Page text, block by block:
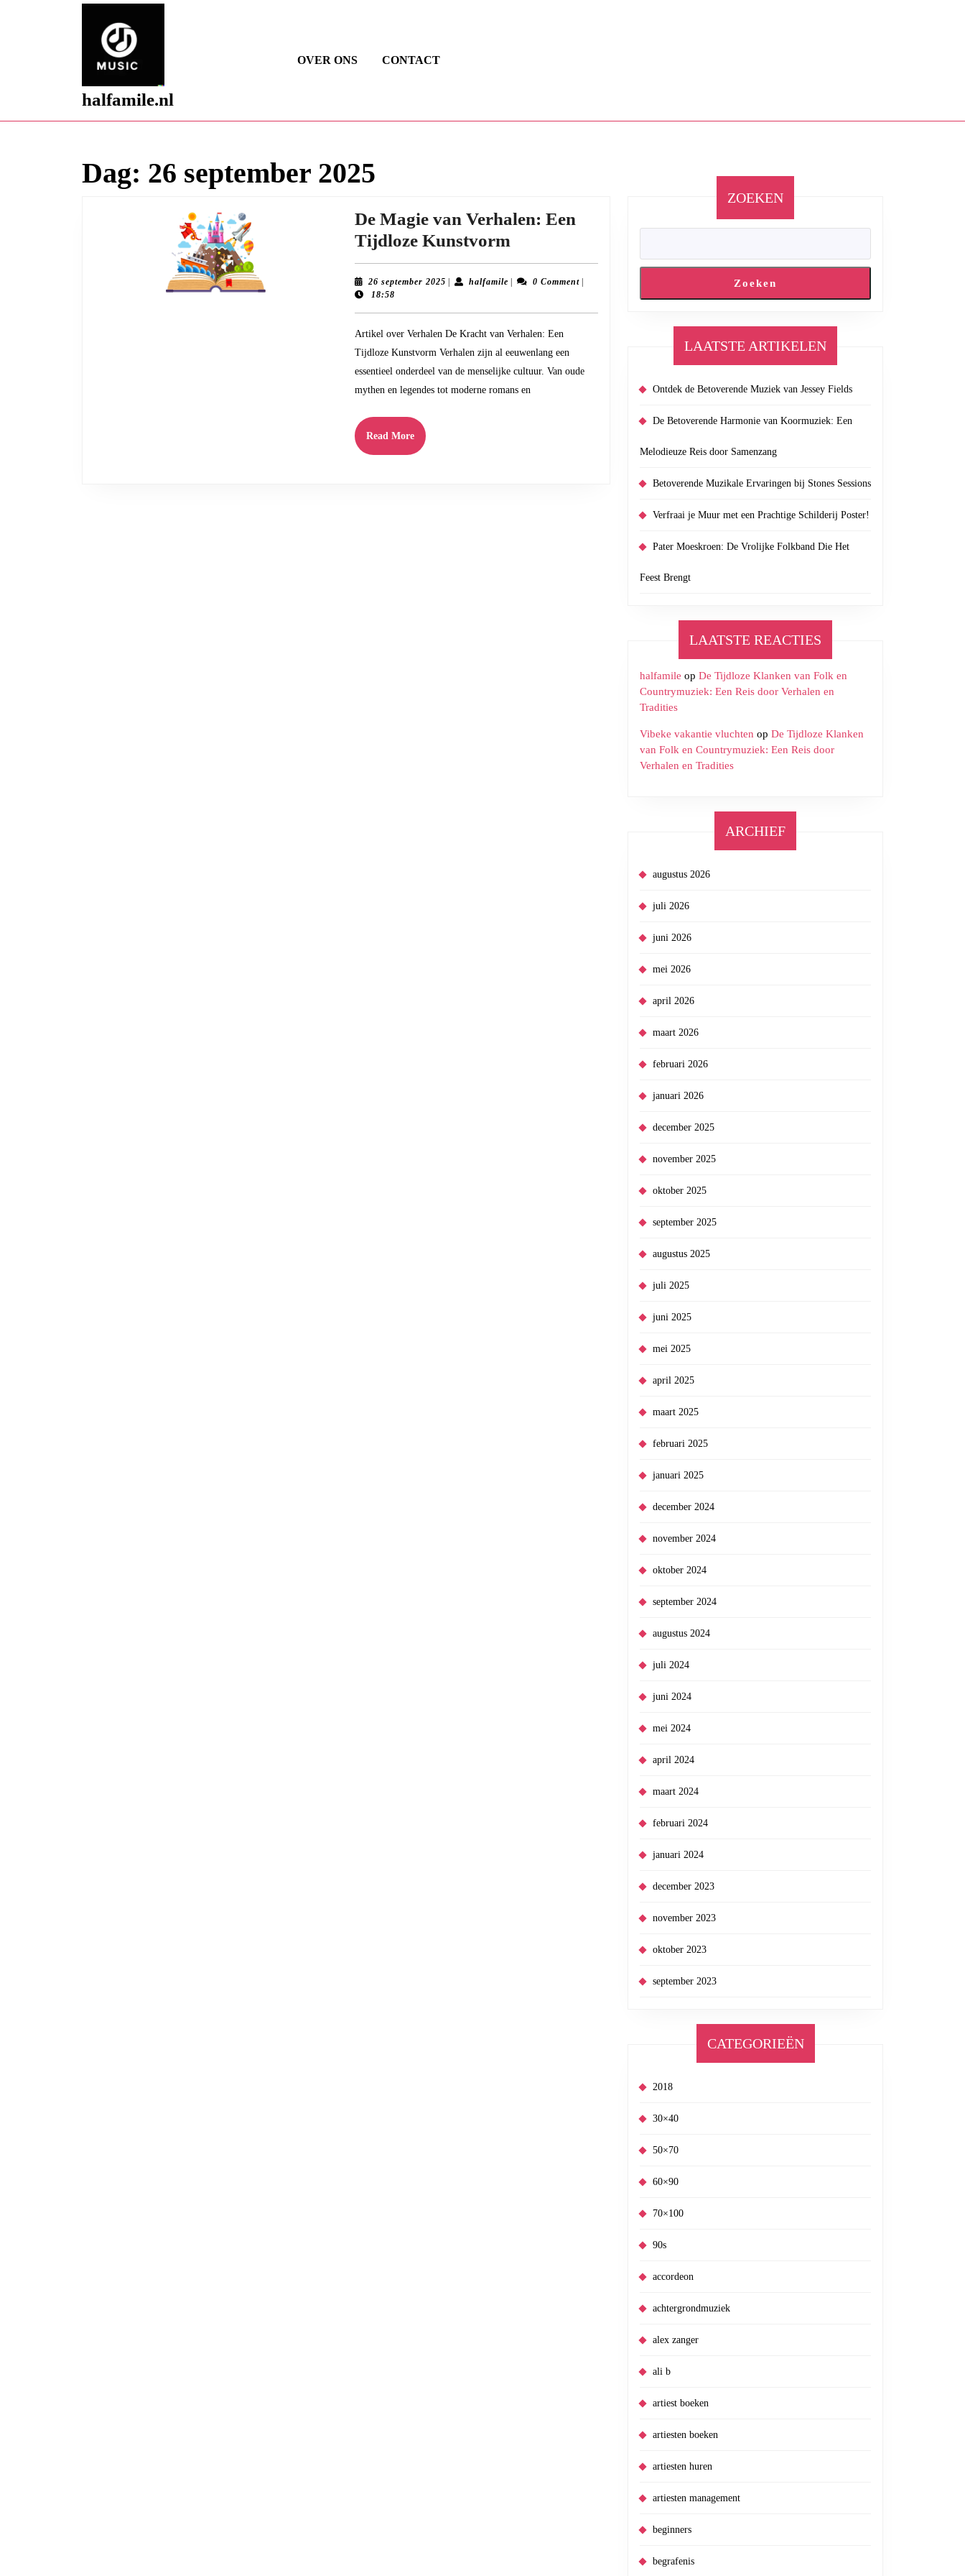
halfamile.nl
OVER ONS CONTACT
Dag: 26 september 2025
De Magie van Verhalen: Een
Tijdloze Kunstvorm
Magie
van
Een
Tijdloze
Kunstvorm
26 september 2025 26
halfamilehalfamile0 Comment
18:58
Artikel over Verhalen De Kracht van Verhalen: Een
Tijdloze Kunstvorm Verhalen zijn al eeuwenlang een
essentieel onderdeel van de menselijke cultuur. Van oude
mythen en legendes tot moderne romans en
Read MoreRead
More
ZOEKEN
Zoeken
LAATSTE ARTIKELEN
Ontdek de Betoverende Muziek van Jessey Fields
De Betoverende Harmonie van Koormuziek: Een
Melodieuze Reis door Samenzang
Betoverende Muzikale Ervaringen bij Stones Sessions
Verfraai je Muur met een Prachtige Schilderij Poster!
Pater Moeskroen: De Vrolijke Folkband Die Het
Feest Brengt
LAATSTE REACTIES
halfamile op De Tijdloze Klanken van Folk en
Countrymuziek: Een Reis door Verhalen en
Tradities
Vibeke vakantie vluchten op De Tijdloze Klanken
van Folk en Countrymuziek: Een Reis door
Verhalen en Tradities
ARCHIEF
augustus 2026
juli 2026
juni 2026
mei 2026
april 2026
maart 2026
februari 2026
januari 2026
december 2025
november 2025
oktober 2025
september 2025
augustus 2025
juli 2025
juni 2025
mei 2025
april 2025
maart 2025
februari 2025
januari 2025
december 2024
november 2024
oktober 2024
september 2024
augustus 2024
juli 2024
juni 2024
mei 2024
april 2024
maart 2024
februari 2024
januari 2024
december 2023
november 2023
oktober 2023
september 2023
CATEGORIEËN
2018
30×40
50×70
60×90
70×100
90s
accordeon
achtergrondmuziek
alex zanger
ali b
artiest boeken
artiesten boeken
artiesten huren
artiesten management
beginners
begrafenis